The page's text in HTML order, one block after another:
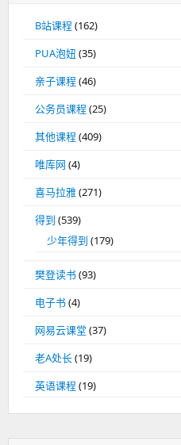
B站课程(162)
PUA泡妞 (35)
亲子课程(46)
公务员课程(25)
其他课程(409)
唯库网 (4)
喜马拉雅(271)
得到 (539)
少年得到 (179)
樊登读书(93)
电子书(4)
网易云课堂 (37)
老A处长(19)
英语课程(19)